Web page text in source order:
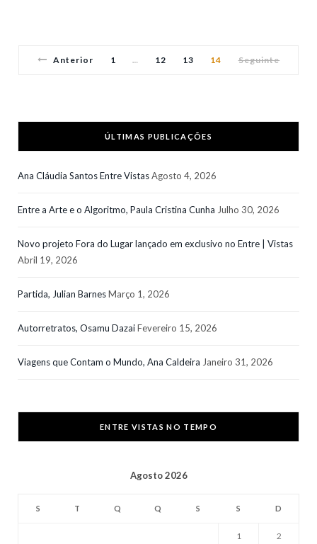
Anterior 1 … 12 13 14 Seguinte
ÚLTIMAS PUBLICAÇÕES
Ana Cláudia Santos Entre VistasAgosto 4, 2026
Entre a Arte e o Algoritmo, Paula Cristina Cunha Julho 30, 2026
Novo projeto Fora do Lugar lançado em exclusivo no Entre | Vistas
Abril 19, 2026
Partida, Julian BarnesMarço 1, 2026
Autorretratos, Osamu DazaiFevereiro 15, 2026
Viagens que Contam o Mundo, Ana Caldeira Janeiro 31, 2026
ENTRE VISTAS NO TEMPO
Agosto 2026
S T Q Q S S D
1 2